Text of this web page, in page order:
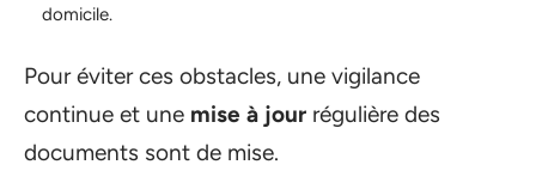
domicile.
Pour éviter ces obstacles, une vigilance
continue et une mise à jour régulière des
documents sont de mise.